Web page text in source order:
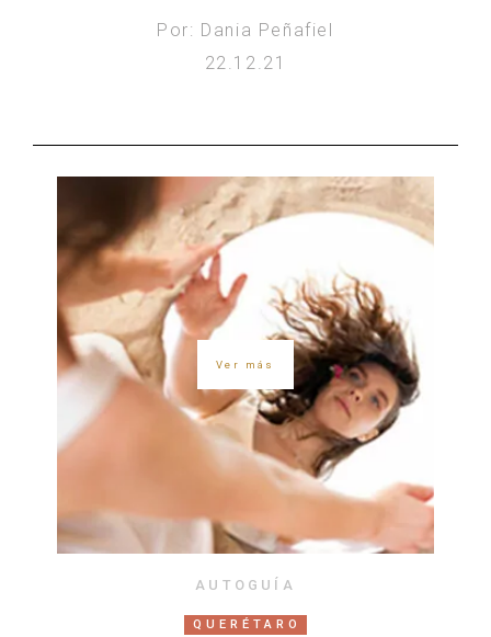
Por: Dania Peñafiel
22.12.21
Ver más
AUTOGUÍA
QUERÉTARO